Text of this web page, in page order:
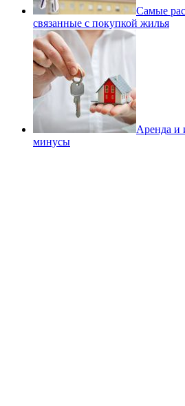
Самые
связанные с покупкой жилья
Аренда и
минусы